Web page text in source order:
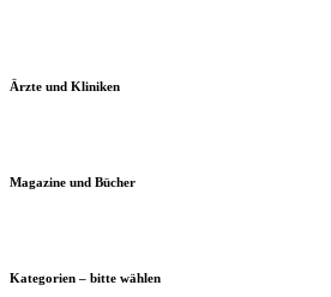
Ärzte und Kliniken
Magazine und Bücher
Kategorien – bitte wählen